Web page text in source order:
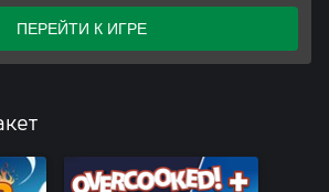
ПЕРЕЙТИ К ИГРЕ